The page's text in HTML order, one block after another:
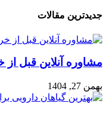
جدیدترین مقالات
مشاوره آنلاین قبل از
بهمن 27, 1404